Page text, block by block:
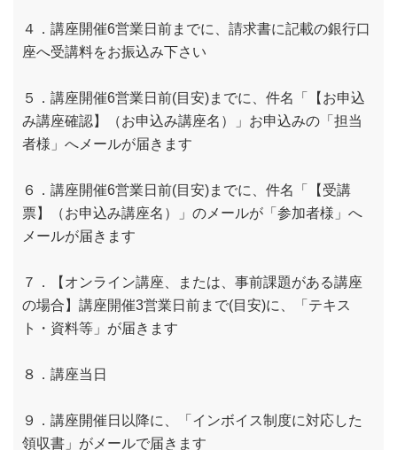
４．講座開催6営業日前までに、請求書に記載の銀行口
座へ受講料をお振込み下さい
５．講座開催6営業日前(目安)までに、件名「【お申込
み講座確認】（お申込み講座名）」お申込みの「担当
者様」へメールが届きます
６．講座開催6営業日前(目安)までに、件名「【受講
票】（お申込み講座名）」のメールが「参加者様」へ
メールが届きます
７．【オンライン講座、または、事前課題がある講座
の場合】講座開催3営業日前まで(目安)に、「テキス
ト・資料等」が届きます
８．講座当日
９．講座開催日以降に、「インボイス制度に対応した
領収書」がメールで届きます